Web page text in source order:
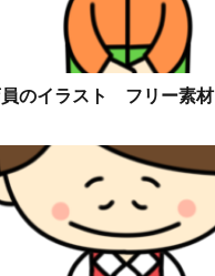
員のイラスト フリー素材